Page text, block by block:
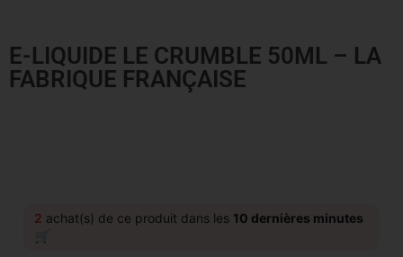
E-LIQUIDE LE CRUMBLE 50ML – LA
FABRIQUE FRANÇAISE
2 achat(s) de ce produit dans les 10 dernières minutes
🛒